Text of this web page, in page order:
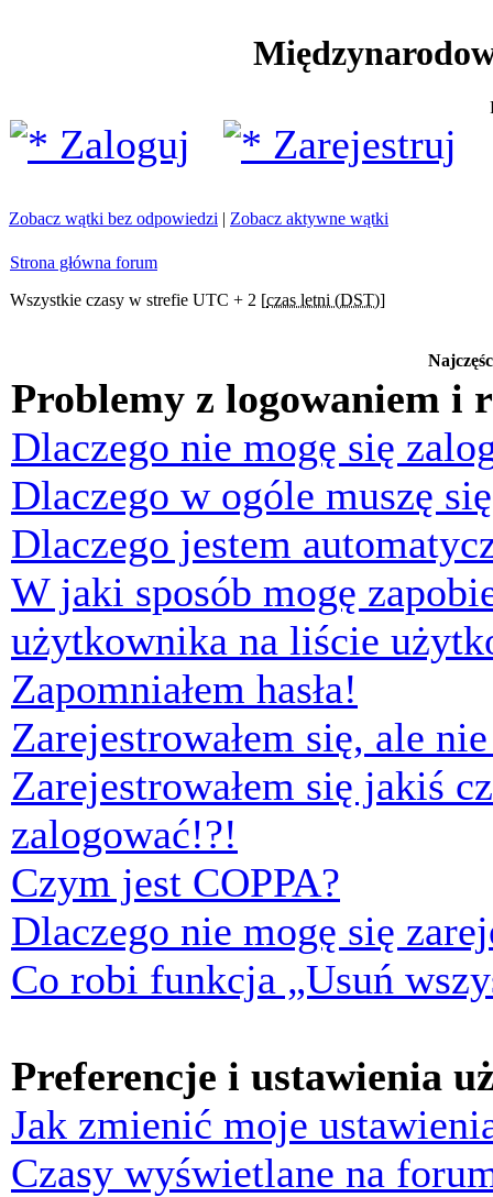
Zaloguj Zarejestruj
Zobacz wątki bez odpowiedzi | Zobacz aktywne wątki
Strona główna forum
Wszystkie czasy w strefie UTC + 2 [czas letni (DST)]
Problemy z logowaniem i
Dlaczego nie mogę się
Dlaczego w ogóle muszę
Dlaczego jestem
W jaki sposób mogę
użytkownika na liście
Zapomniałem hasła!
Zarejestrowałem się, ale
Zarejestrowałem się jakiś
zalogować!?!
Czym jest COPPA?
Dlaczego nie mogę się
Co robi funkcja „Usuń
Preferencje i ustawienia
Jak zmienić moje
Czasy wyświetlane na